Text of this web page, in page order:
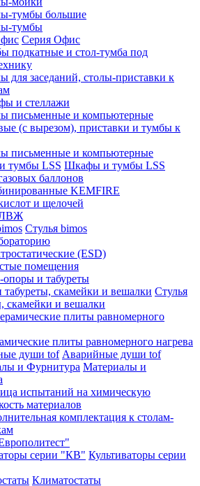
тумбы большие
тумбы
Серия Офис
подкатные и стол-тумба под
для заседаний, столы-приставки к
и стеллажи
письменные и компьютерные
(с вырезом), приставки и тумбы к
письменные и компьютерные
Шкафы и тумбы LSS
баллонов
KEMFIRE
и щелочей
Стулья bimos
(ESD)
помещения
опоры и табуреты
Стулья
скамейки и вешалки
плиты равномерного нагрева
Аварийные души tof
Материалы и
испытаний на химическую
материалов
комплектация к столам-
Культиваторы серии
Климатостаты